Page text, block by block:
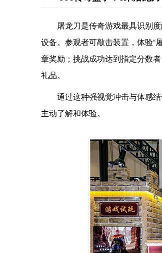
屠龙刀是传奇游戏最具识别
设备。参观者可敲击装置，体验“
章奖励；挑战成功达到指定分数
礼品。
通过这种强视觉冲击与体感
主动了解和体验。